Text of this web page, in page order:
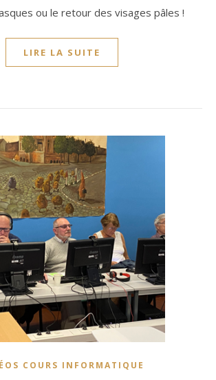
ou le retour des visages pâles !
LIRE LA SUITE
COURS INFORMATIQUE